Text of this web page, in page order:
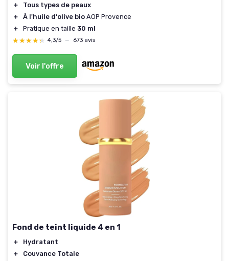
＋
Tous types de peaux
＋
À l'huile d'olive bio AOP Provence
＋
Pratique en taille 30 ml
★★★★★
★★★★★ 4,3/5 — 673 avis
Voir l'offre
Fond de teint liquide 4 en 1
＋
Hydratant
＋
Couvance Totale